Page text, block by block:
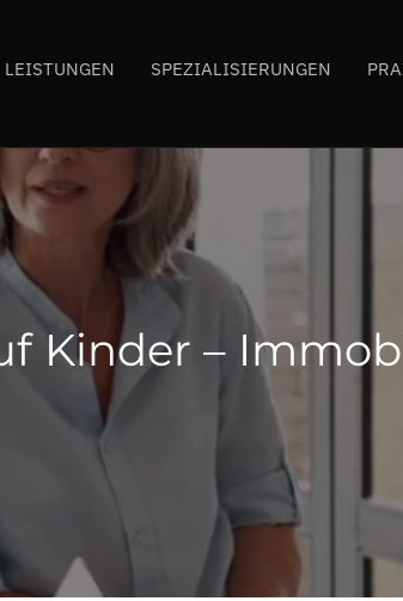
LEISTUNGEN SPEZIALISIERUNGEN
Kinder –